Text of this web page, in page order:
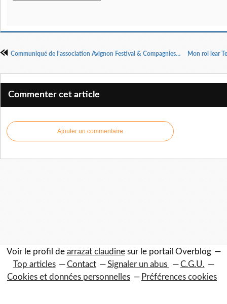
Communiqué de l’association Avignon Festival & Compagnies (festival Off Avignon) : NON à la censure !
Commenter cet article
Ajouter un commentaire
Voir le profil de arrazat claudinesur le portail Overblog
Top articles
Contact Signaler un abus
C.G.U.
Cookies et données personnelles
Préférences cookies